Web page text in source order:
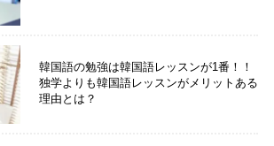
韓国語の勉強は韓国語レッスンが1番！！
独学よりも韓国語レッスンがメリットある
理由とは？